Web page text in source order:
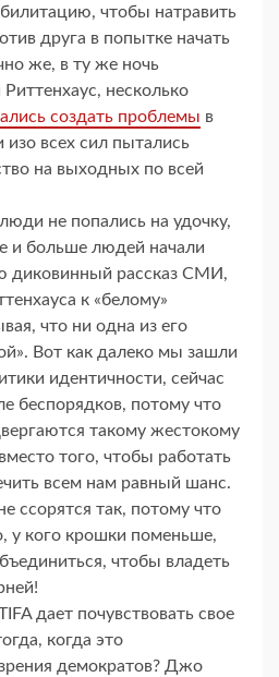
чтобы натравить
друга в попытке начать
же, в ту же ночь
несколько
создать проблемы в
изо всех сил пытались
на выходных по всей
не попались на удочку,
и больше людей начали
диковинный рассказ СМИ,
к «белому»
что ни одна из его
Вот как далеко мы зашли
идентичности, сейчас
беспорядков, потому что
такому жестокому
того, чтобы работать
всем нам равный шанс.
ссорятся так, потому что
у кого крошки поменьше,
чтобы владеть
дает почувствовать свое
когда это
демократов? Джо